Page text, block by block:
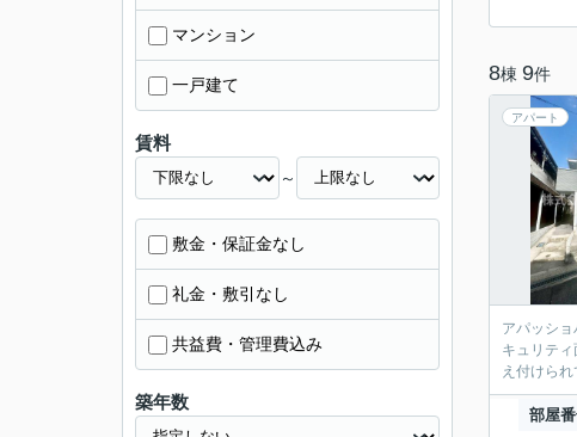
8棟 9件
アパート
アパッシ
キュリテ
え付けら
部屋
マンション
一戸建て
賃料
～
敷金・保証金なし
礼金・敷引なし
共益費・管理費込み
築年数